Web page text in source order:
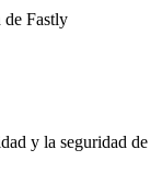
de Fastly
y la seguridad de